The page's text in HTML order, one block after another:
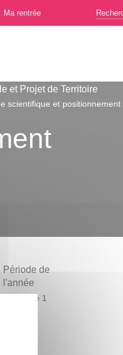
Ma rentrée
et Projet de Territoire
scientifique et positionnement
Période de
l'année
Semestre 1